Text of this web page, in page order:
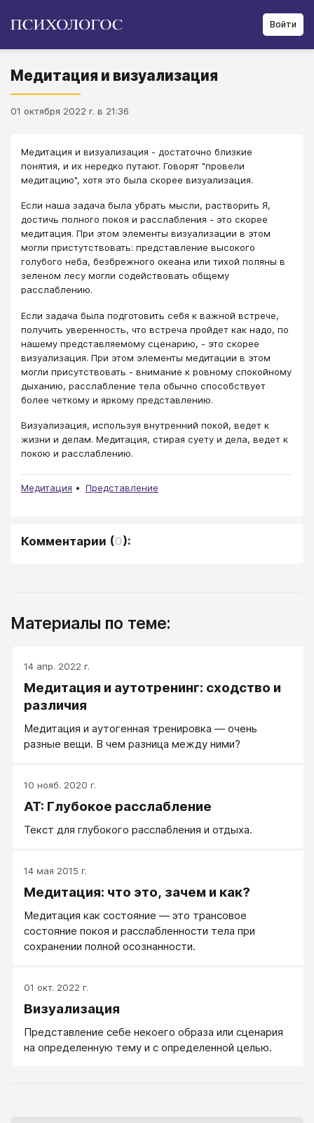
Войти
Медитация и визуализация
01 октября 2022 г. в 21:36
Медитация и визуализация - достаточно близкие
понятия, и их нередко путают. Говорят "провели
медитацию", хотя это была скорее визуализация.
Если наша задача была убрать мысли, растворить Я,
достичь полного покоя и расслабления - это скорее
медитация. При этом элементы визуализации в этом
могли пристутствовать: представление высокого
голубого неба, безбрежного океана или тихой поляны в
зеленом лесу могли содействовать общему
расслаблению.
Если задача была подготовить себя к важной встрече,
получить уверенность, что встреча пройдет как надо, по
нашему представляемому сценарию, - это скорее
визуализация. При этом элементы медитации в этом
могли присутствовать - внимание к ровному спокойному
дыханию, расслабление тела обычно способствует
более четкому и яркому представлению.
Визуализация, используя внутренний покой, ведет к
жизни и делам. Медитация, стирая суету и дела, ведет к
покою и расслаблению.
Медитация Представление
Комментарии (0):
Материалы по теме:
14 апр. 2022 г.
Медитация и аутотренинг: сходство и
различия
Медитация и аутогенная тренировка — очень
разные вещи. В чем разница между ними?
10 нояб. 2020 г.
АТ: Глубокое расслабление
Текст для глубокого расслабления и отдыха.
14 мая 2015 г.
Медитация: что это, зачем и как?
Медитация как состояние — это трансовое
состояние покоя и расслабленности тела при
сохранении полной осознанности.
01 окт. 2022 г.
Визуализация
Представление себе некоего образа или сценария
на определенную тему и с определенной целью.